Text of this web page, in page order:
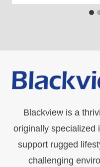
Blackview is a
originally specialized
support rugged
challenging